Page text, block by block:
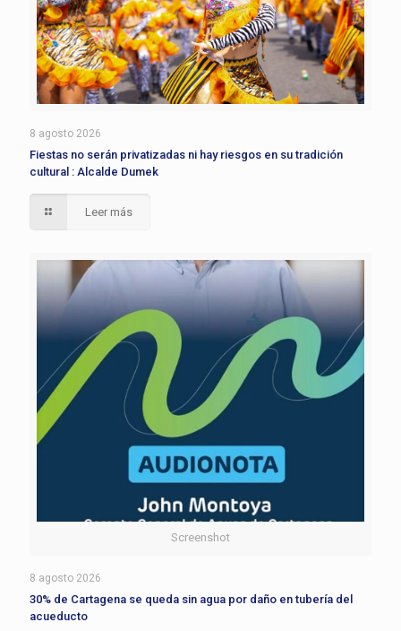
8 agosto 2026
Fiestas no serán privatizadas ni hay riesgos en su tradición
cultural : Alcalde Dumek
Leer más
Screenshot
8 agosto 2026
30% de Cartagena se queda sin agua por daño en tubería del
acueducto